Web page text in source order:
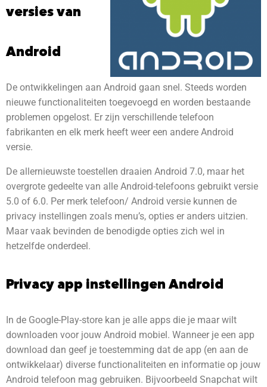
versies van
Android
De ontwikkelingen aan Android gaan snel. Steeds worden
nieuwe functionaliteiten toegevoegd en worden bestaande
problemen opgelost. Er zijn verschillende telefoon
fabrikanten en elk merk heeft weer een andere Android
versie.
De allernieuwste toestellen draaien Android 7.0, maar het
overgrote gedeelte van alle Android-telefoons gebruikt versie
5.0 of 6.0. Per merk telefoon/ Android versie kunnen de
privacy instellingen zoals menu’s, opties er anders uitzien.
Maar vaak bevinden de benodigde opties zich wel in
hetzelfde onderdeel.
Privacy app instellingen Android
In de Google-Play-store kan je alle apps die je maar wilt
downloaden voor jouw Android mobiel. Wanneer je een app
download dan geef je toestemming dat de app (en aan de
ontwikkelaar) diverse functionaliteiten en informatie op jouw
Android telefoon mag gebruiken. Bijvoorbeeld Snapchat wilt